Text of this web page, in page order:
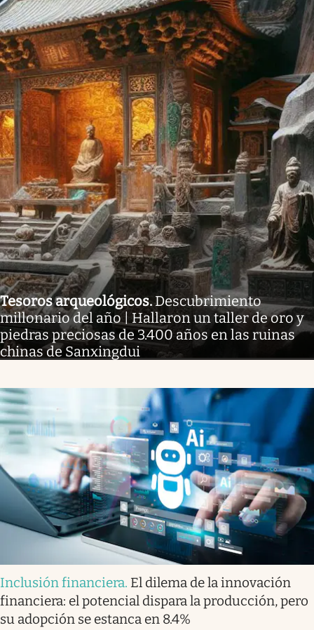
Tesoros arqueológicos.Descubrimiento
millonario del año | Hallaron un taller de oro y
piedras preciosas de 3.400 años en las ruinas
chinas de Sanxingdui
Inclusión financiera. El dilema de la innovación
financiera: el potencial dispara la producción, pero
su adopción se estanca en 8.4%